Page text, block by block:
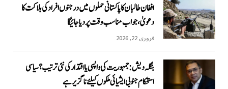
افغان طالبان کا پاکستانی حملوں میں درجنوں افراد کی ہلاکت کا
دعویٰ، جواب مناسب وقت پر دیا جائیگا
فروری 22, 2026
بنگلہ دیش: جمہوریت کی واپسی یا اقتدار کی نئی ترتیب؟ سیاسی
استحکام جنوبی ایشیائی ملکوں کیلئے ناگزیر ہے